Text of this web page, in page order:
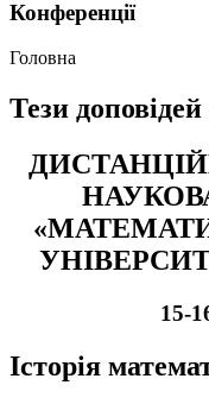
Конференції
Головна
Тези
15-
Історія